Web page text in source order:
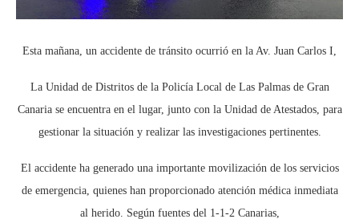
Esta mañana, un accidente de tránsito ocurrió en la Av. Juan Carlos I,
La Unidad de Distritos de la Policía Local de Las Palmas de Gran
Canaria se encuentra en el lugar, junto con la Unidad de Atestados, para
gestionar la situación y realizar las investigaciones pertinentes.
El accidente ha generado una importante movilización de los servicios
de emergencia, quienes han proporcionado atención médica inmediata
al herido. Según fuentes del 1-1-2 Canarias,